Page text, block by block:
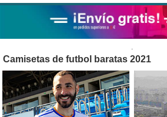
.
Camisetas de futbol baratas 2021